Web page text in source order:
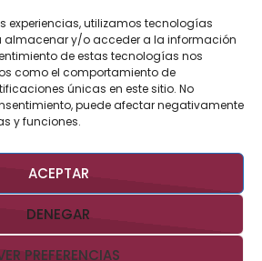
experiencias, utilizamos tecnologías
almacenar y/o acceder a la información
de estas tecnologías nos
como el comportamiento de
únicas en este sitio. No
puede afectar negativamente
y funciones.
ACEPTAR
DENEGAR
PREFERENCIAS
«
Jul